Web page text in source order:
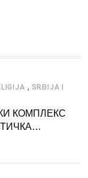
, SRBIJA I
КОМПЛЕКС